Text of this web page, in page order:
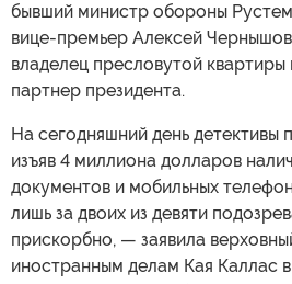
бывший министр обороны
вице-премьер Алексей
владелец пресловутой
партнер президента.
На сегодняшний день детективы
изъяв 4 миллиона долларов
документов и мобильных
лишь за двоих из девяти
прискорбно, — заявила
иностранным делам Кая Каллас